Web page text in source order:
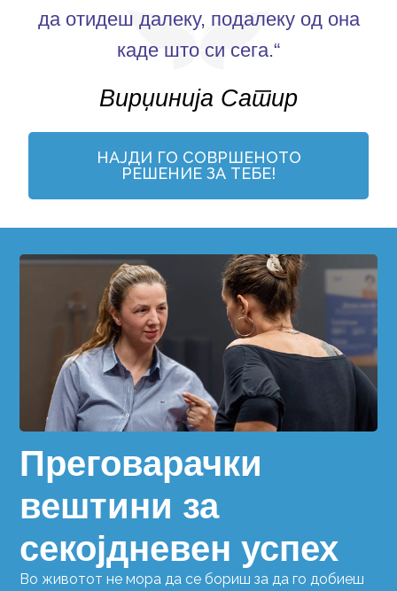
да отидеш далеку, подалеку од она
каде што си сега.“
Вирџинија Сатир
НАЈДИ ГО СОВРШЕНОТО
РЕШЕНИЕ ЗА ТЕБЕ!
Преговарачки
вештини за
секојдневен успех
Во животот не мора да се бориш за да го добиеш